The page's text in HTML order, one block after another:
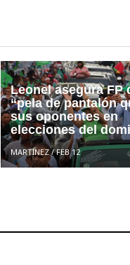
Leonel asegura FP
“pela de pantalón
sus oponentes en
elecciones del
MARTÍNEZ/FEB 12